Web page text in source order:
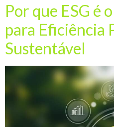
Por que ESG é
para Eficiência
Sustentável